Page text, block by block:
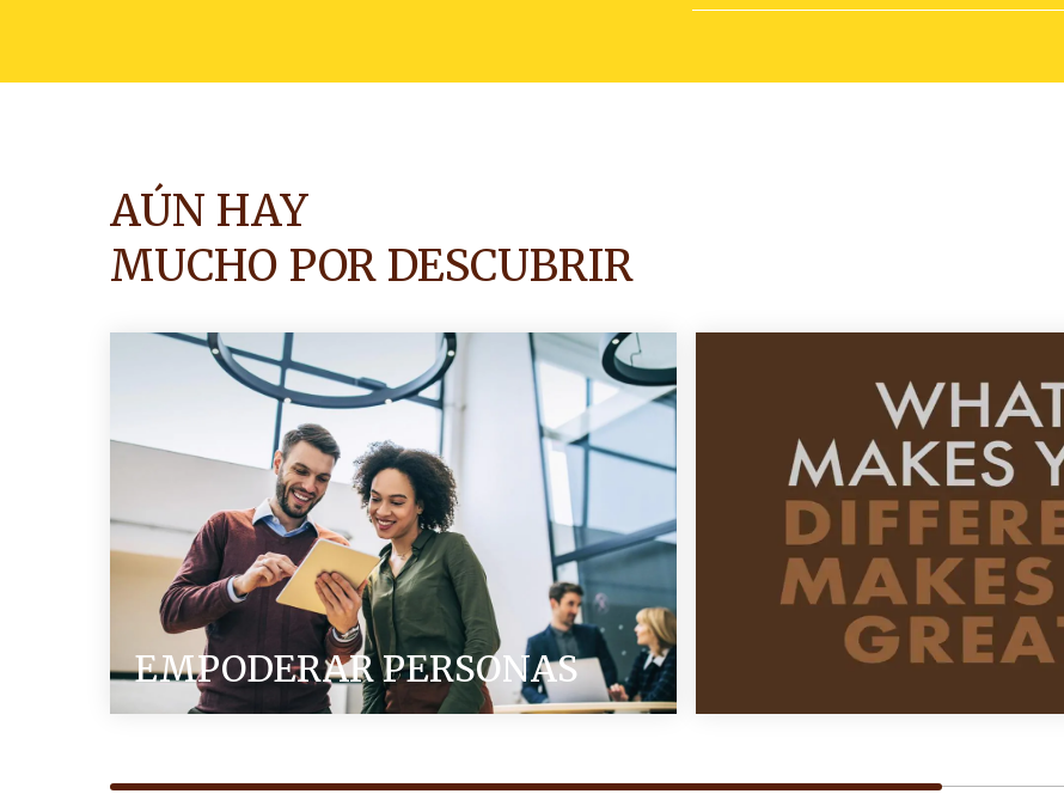
AÚN HAY
MUCHO POR DESCUBRIR
EMPODERAR PERSONAS